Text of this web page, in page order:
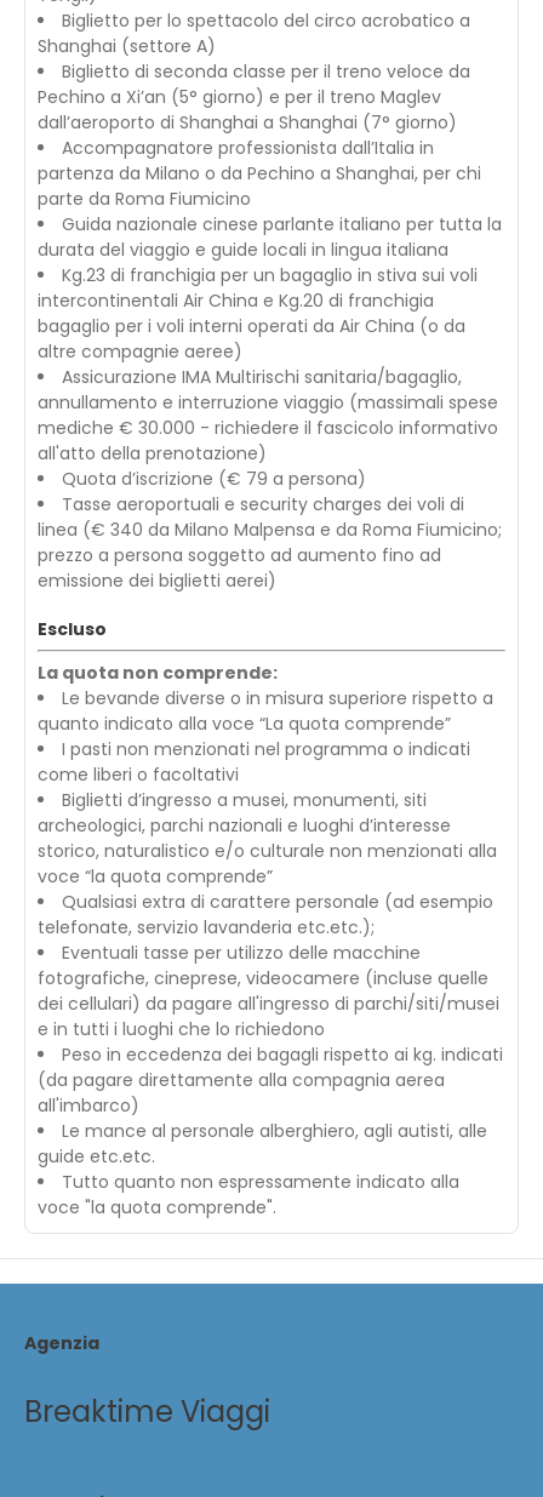
Biglietto per lo spettacolo del circo acrobatico a
Shanghai (settore A)
Biglietto di seconda classe per il treno veloce da
Pechino a Xi’an (5° giorno) e per il treno Maglev
dall’aeroporto di Shanghai a Shanghai (7° giorno)
Accompagnatore professionista dall’Italia in
partenza da Milano o da Pechino a Shanghai, per chi
parte da Roma Fiumicino
Guida nazionale cinese parlante italiano per tutta la
durata del viaggio e guide locali in lingua italiana
Kg.23 di franchigia per un bagaglio in stiva sui voli
intercontinentali Air China e Kg.20 di franchigia
bagaglio per i voli interni operati da Air China (o da
altre compagnie aeree)
Assicurazione IMA Multirischi sanitaria/bagaglio,
annullamento e interruzione viaggio (massimali spese
mediche € 30.000 - richiedere il fascicolo informativo
all'atto della prenotazione)
Quota d’iscrizione (€ 79 a persona)
Tasse aeroportuali e security charges dei voli di
linea (€ 340 da Milano Malpensa e da Roma Fiumicino;
prezzo a persona soggetto ad aumento fino ad
emissione dei biglietti aerei)
Escluso
La quota non comprende:
Le bevande diverse o in misura superiore rispetto a
quanto indicato alla voce “La quota comprende”
I pasti non menzionati nel programma o indicati
come liberi o facoltativi
Biglietti d’ingresso a musei, monumenti, siti
archeologici, parchi nazionali e luoghi d’interesse
storico, naturalistico e/o culturale non menzionati alla
voce “la quota comprende”
Qualsiasi extra di carattere personale (ad esempio
telefonate, servizio lavanderia etc.etc.);
Eventuali tasse per utilizzo delle macchine
fotografiche, cineprese, videocamere (incluse quelle
dei cellulari) da pagare all'ingresso di parchi/siti/musei
e in tutti i luoghi che lo richiedono
Peso in eccedenza dei bagagli rispetto ai kg. indicati
(da pagare direttamente alla compagnia aerea
all'imbarco)
Le mance al personale alberghiero, agli autisti, alle
guide etc.etc.
Tutto quanto non espressamente indicato alla
voce "la quota comprende".
Agenzia
Breaktime Viaggi